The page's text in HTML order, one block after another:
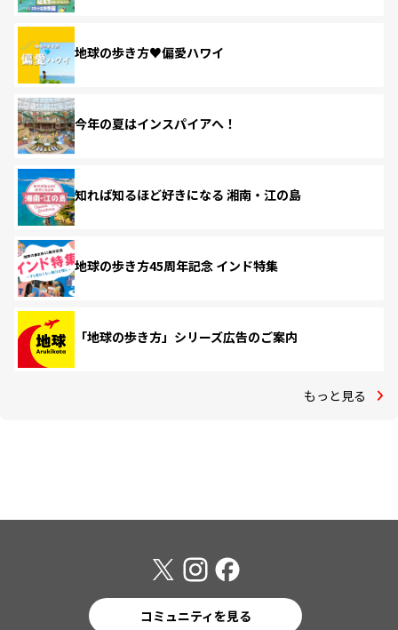
地球の歩き方♥偏愛ハワイ
今年の夏はインスパイアへ！
知れば知るほど好きになる 湘南・江の島
地球の歩き方45周年記念 インド特集
「地球の歩き方」シリーズ広告のご案内
もっと見る
コミュニティを見る